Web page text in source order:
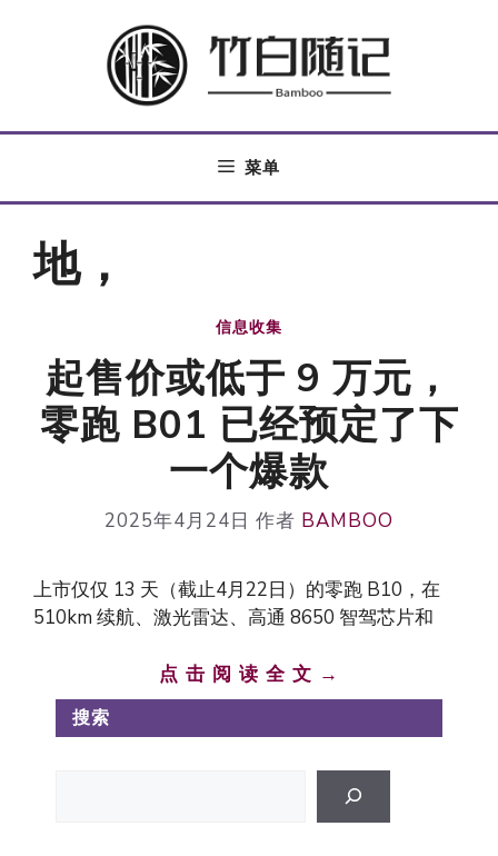
菜单
地，
信息收集
起售价或低于 9 万元，
零跑 B01 已经预定了下
一个爆款
2025年4月24日 作者 BAMBOO
上市仅仅 13 天（截止4月22日）的零跑 B10，在
510km 续航、激光雷达、高通 8650 智驾芯片和
点 击 阅 读 全 文 →
搜索